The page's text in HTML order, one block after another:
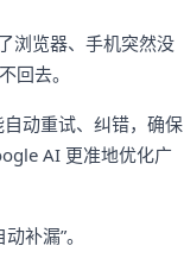
浏览器、手机突然没
回去。
动重试、纠错，确保
AI 更准地优化广
补漏”。